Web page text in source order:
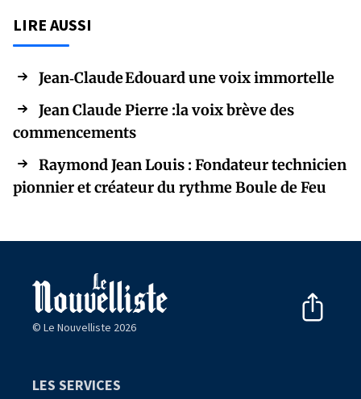
LIRE AUSSI
Jean‑Claude Edouard une voix immortelle
Jean Claude Pierre :la voix brève des
commencements
Raymond Jean Louis : Fondateur technicien
pionnier et créateur du rythme Boule de Feu
© Le Nouvelliste 2026
LES SERVICES